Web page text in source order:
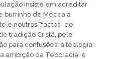
insiste em acreditar
burrinho de Mecca a
e noutros “factos” do
tradição Cristã, pelo
para confusões: a teologia
ambição da Teocracia, e